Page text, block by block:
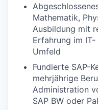
Mathematik,
Ausbildung mit
Erfahrung im
Umfeld
Fundierte SAP-
mehrjährige
Administration
SAP BW oder